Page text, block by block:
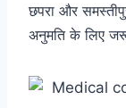
छपरा और
अनुमति के लिए